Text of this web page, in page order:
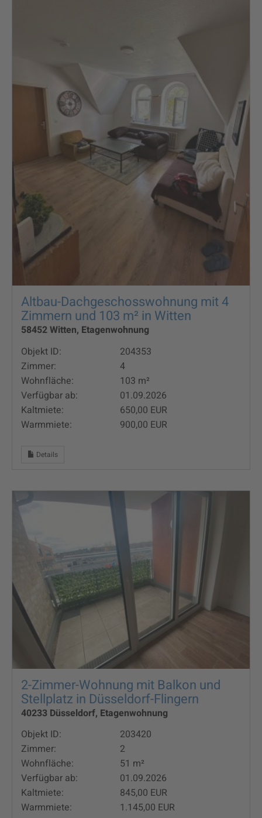
Altbau-Dachgeschosswohnung mit 4
Zimmern und 103 m² in Witten
58452 Witten, Etagenwohnung
Objekt ID:
204353
Zimmer:
4
Wohnfläche:
103 m²
Verfügbar ab:
01.09.2026
Kaltmiete:
650,00 EUR
Warmmiete:
900,00 EUR
Details
2-Zimmer-Wohnung mit Balkon und
Stellplatz in Düsseldorf-Flingern
40233 Düsseldorf, Etagenwohnung
Objekt ID:
203420
Zimmer:
2
Wohnfläche:
51 m²
Verfügbar ab:
01.09.2026
Kaltmiete:
845,00 EUR
Warmmiete:
1.145,00 EUR